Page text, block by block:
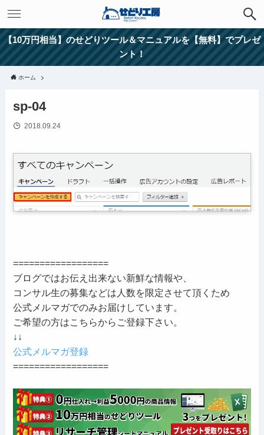
【10万円相当】のせどりツール＆マニュアルを【無料】でプレゼ
ント！
ホーム
sp-04
2018.09.24
==================
ブログではお伝え出来ない新鮮な情報や、
コンサル生の募集などは人数を限定させて頂くため
公式メルマガでのみお届けしています。
ご希望の方はこちらからご登録下さい。
↓↓
公式メルマガ登録
==================